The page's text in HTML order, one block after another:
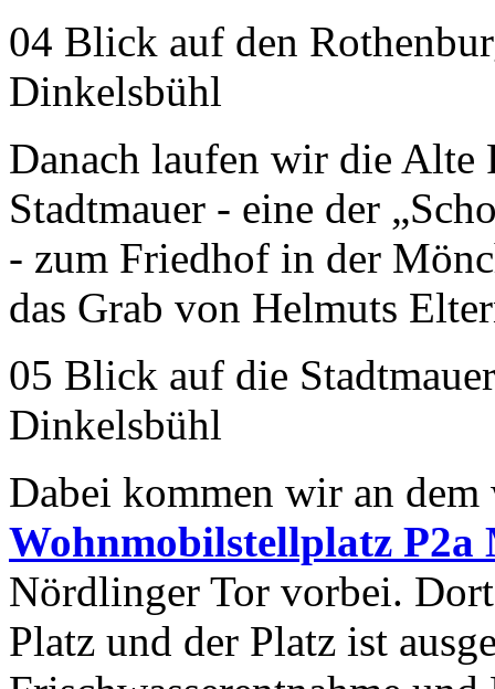
04 Blick auf den
Dinkelsbühl
Danach laufen wir die Alte
Stadtmauer - eine der
- zum Friedhof in der
das Grab von Helmuts
05 Blick auf die
Dinkelsbühl
Dabei kommen wir an dem
Wohnmobilstellplatz P2a
Nördlinger Tor vorbei.
Platz und der Platz ist